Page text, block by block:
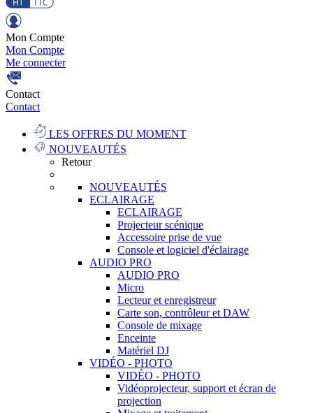
Mon Compte
Mon Compte
Me connecter
Contact
Contact
LES OFFRES DU MOMENT
NOUVEAUTÉS
Retour
NOUVEAUTÉS
ECLAIRAGE
ECLAIRAGE
Projecteur scénique
Accessoire prise de vue
Console et logiciel d'éclairage
AUDIO PRO
AUDIO PRO
Micro
Lecteur et enregistreur
Carte son, contrôleur et DAW
Console de mixage
Enceinte
Matériel DJ
VIDÉO - PHOTO
VIDÉO - PHOTO
Vidéoprojecteur, support et écran de
projection